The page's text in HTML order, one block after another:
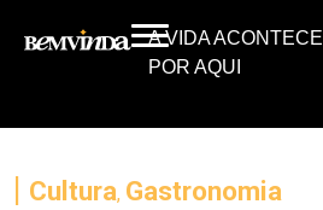
A VIDA ACONTECE
POR AQUI
| Cultura, Gastronomia